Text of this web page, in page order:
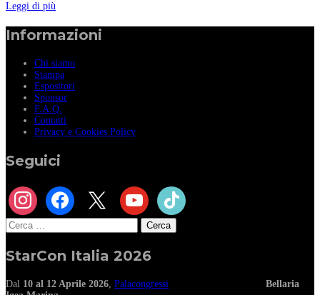
Leggi di più
Informazioni
Chi siamo
Stampa
Espositori
Sponsor
F.A.Q.
Contatti
Privacy e Cookies Policy
Seguici
instagram facebook youtube tiktok
Ricerca
per:
StarCon Italia 2026
Dal 10 al 12 Aprile 2026, Palacongressi
Bellaria